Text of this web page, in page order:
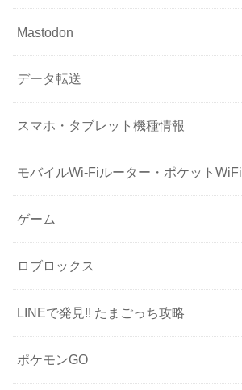
Mastodon
データ転送
スマホ・タブレット機種情報
モバイルWi-Fiルーター・ポケットWiFi
ゲーム
ロブロックス
LINEで発見!! たまごっち攻略
ポケモンGO